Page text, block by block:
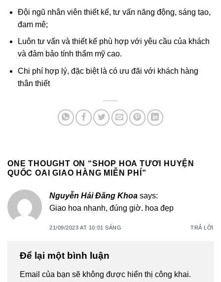
Đội ngũ nhân viên thiết kế, tư vấn năng động, sáng tạo,
đam mê;
Luôn tư vấn và thiết kế phù hợp với yêu cầu của khách
và đảm bảo tính thẩm mỹ cao.
Chi phí hợp lý, đặc biệt là có ưu đãi với khách hàng
thân thiết
ONE THOUGHT ON “SHOP HOA TƯƠI HUYỆN
QUỐC OAI GIAO HÀNG MIỄN PHÍ ”
Nguyễn Hải Đăng Khoa says:
Giao hoa nhanh, đúng giờ. hoa đẹp
21/09/2023 AT 10:01 SÁNG TRẢ LỜI
Để lại một bình luận
Email của bạn sẽ không được hiển thị công khai.